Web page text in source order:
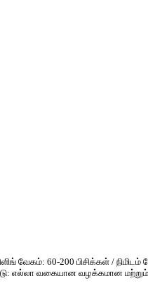
வேகம்: 60-200 பிசிக்கள் /
எல்லா வகையான வழக்கமான